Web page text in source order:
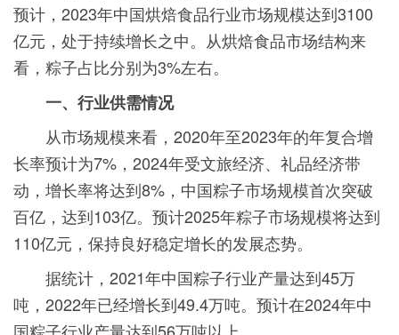
预计，2023年中国烘焙食品行业市场规模达到3100
亿元，处于持续增长之中。从烘焙食品市场结构来
看，粽子占比分别为3%左右。
一、行业供需情况
从市场规模来看，2020年至2023年的年复合增
长率预计为7%，2024年受文旅经济、礼品经济带
动，增长率将达到8%，中国粽子市场规模首次突破
百亿，达到103亿。预计2025年粽子市场规模将达到
110亿元，保持良好稳定增长的发展态势。
据统计，2021年中国粽子行业产量达到45万
吨，2022年已经增长到49.4万吨。预计在2024年中